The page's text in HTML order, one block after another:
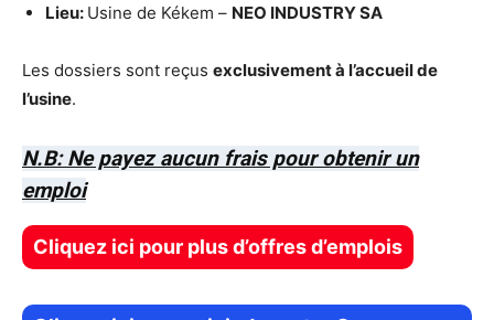
Lieu: Usine de Kékem – NEO INDUSTRY SA
Les dossiers sont reçus exclusivement à l’accueil de
l’usine.
N.B: Ne payez aucun frais pour obtenir un
emploi
Cliquez ici pour plus d’offres d’emplois